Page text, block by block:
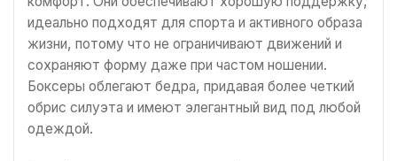
идеально подходят для спорта и активного образа
жизни, потому что не ограничивают движений и
сохраняют форму даже при частом ношении.
Боксеры облегают бедра, придавая более четкий
обрис силуэта и имеют элегантный вид под любой
одеждой.